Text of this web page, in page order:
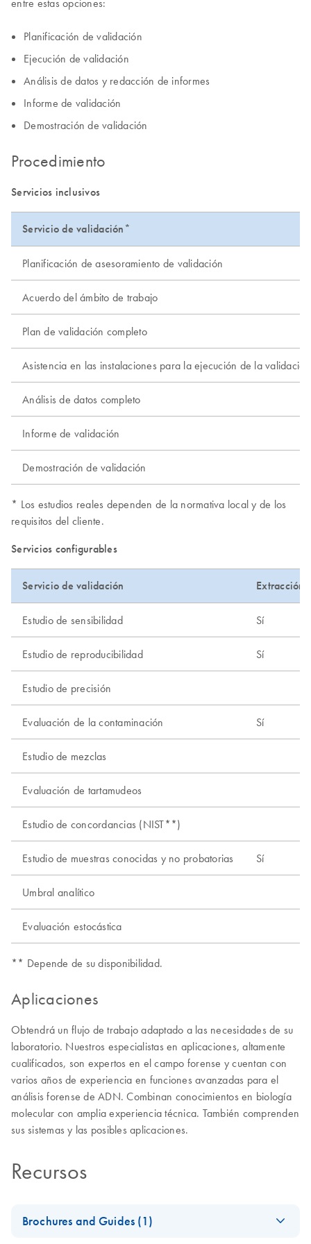
entre estas opciones:
Planificación de validación
Ejecución de validación
Análisis de datos y redacción de informes
Informe de validación
Demostración de validación
Procedimiento
Servicios inclusivos
Servicio de validación*
Planificación de asesoramiento de validación
Acuerdo del ámbito de trabajo
Plan de validación completo
Asistencia en las instalaciones para la ejecución de la validación
Análisis de datos completo
Informe de validación
Demostración de validación
* Los estudios reales dependen de la normativa local y de los
requisitos del cliente.
Servicios configurables
Servicio de validación Extracción
Estudio de sensibilidad Sí
Estudio de reproducibilidad Sí
Estudio de precisión
Evaluación de la contaminación Sí
Estudio de mezclas
Evaluación de tartamudeos
Estudio de concordancias (NIST**)
Estudio de muestras conocidas y no probatorias Sí
Umbral analítico
Evaluación estocástica
** Depende de su disponibilidad.
Aplicaciones
Obtendrá un flujo de trabajo adaptado a las necesidades de su
laboratorio. Nuestros especialistas en aplicaciones, altamente
cualificados, son expertos en el campo forense y cuentan con
varios años de experiencia en funciones avanzadas para el
análisis forense de ADN. Combinan conocimientos en biología
molecular con amplia experiencia técnica. También comprenden
sus sistemas y las posibles aplicaciones.
Recursos
Brochures and Guides (1)